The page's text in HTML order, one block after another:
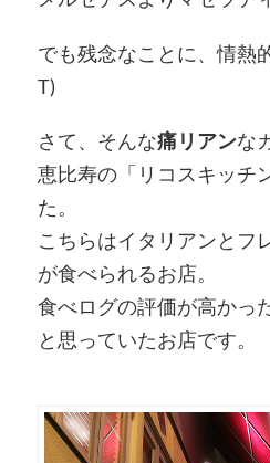
でも残念なことに、情熱
T)
さて、そんな痛リアンな
恵比寿の「リコスキッチ
た。
こちらはイタリアンとフ
が食べられるお店。
食べログの評価が高かっ
と思っていたお店です。